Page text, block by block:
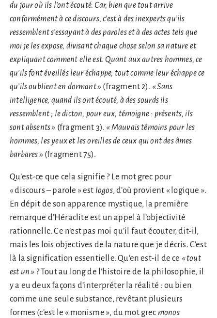
du jour où ils l’ont écouté. Car, bien que tout arrive
conformément à ce discours, c’est à des inexperts qu’ils
ressemblent s’essayant à des paroles et à des actes tels que
moi je les expose, divisant chaque chose selon sa nature et
expliquant comment elle est. Quant aux autres hommes, ce
qu’ils font éveillés leur échappe, tout comme leur échappe ce
qu’ils oublient en dormant» (fragment 2). « Sans
intelligence, quand ils ont écouté, à des sourds ils
ressemblent ; le dicton, pour eux, témoigne : présents, ils
sont absents» (fragment 3). « Mauvais témoins pour les
hommes, les yeux et les oreilles de ceux qui ont des âmes
barbares» (fragment 75).
Qu’est-ce que cela signifie ? Le mot grec pour
« discours – parole » est logos, d’où provient « logique ».
En dépit de son apparence mystique, la première
remarque d’Héraclite est un appel à l’objectivité
rationnelle. Ce n’est pas moi qu’il faut écouter, dit-il,
mais les lois objectives de la nature que je décris. C’est
là la signification essentielle. Qu’en est-il de ce « tout
est un » ? Tout au long de l’histoire de la philosophie, il
y a eu deux façons d’interpréter la réalité : ou bien
comme une seule substance, revêtant plusieurs
formes (c’est le « monisme », du mot grec monos